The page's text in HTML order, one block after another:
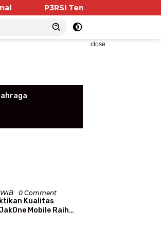
Temui Kementerian PKP, Pengurus
close
0 Comment
Kualitas
Mobile Raih